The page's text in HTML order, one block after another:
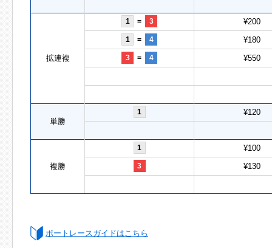
拡連複
1 = 3 ¥200
1 = 4 ¥180
3 = 4 ¥550
単勝
1 ¥120
複勝
1 ¥100
3 ¥130
ボートレースガイドはこちら